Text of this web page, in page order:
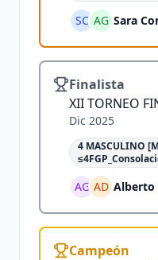
SC AG Sara
Finalista
XII TORNEO
Dic 2025
4 MASCULINO
AG AD Alberto
Campeón